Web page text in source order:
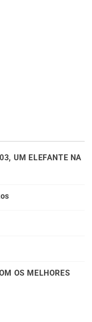
UM ELEFANTE NA
OS MELHORES